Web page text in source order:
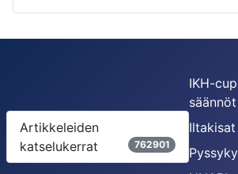
Artikkeleiden
katselukerrat
762901
IKH-
Iltakisat